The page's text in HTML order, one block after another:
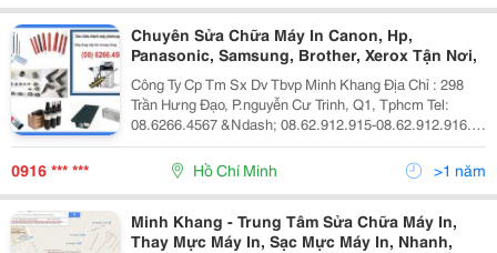
Chuyên Sửa Chữa Máy In Canon, Hp,
Panasonic, Samsung, Brother, Xerox Tận Nơi,
Công Ty Cp Tm Sx Dv Tbvp Minh Khang Địa Chỉ : 298
Trần Hưng Đạo, P.nguyễn Cư Trinh, Q1, Tphcm Tel:
08.6266.4567 &Ndash; 08.62.912.915-08.62.912.916.
Fax: 08.39.209.309 Website: Www.minhkhangjsc.com
0916 *** *** Hồ Chí Minh >1 năm
Minh Khang - Trung Tâm Sửa Chữa Máy In,
Thay Mực Máy In, Sạc Mực Máy In, Nhanh,